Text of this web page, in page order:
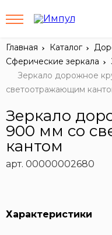
Главная Каталог
Сферические зеркала
Зеркало дорожное
светоотражающим
Зеркало
900 мм со
кантом
арт. 00000002680
Характеристики